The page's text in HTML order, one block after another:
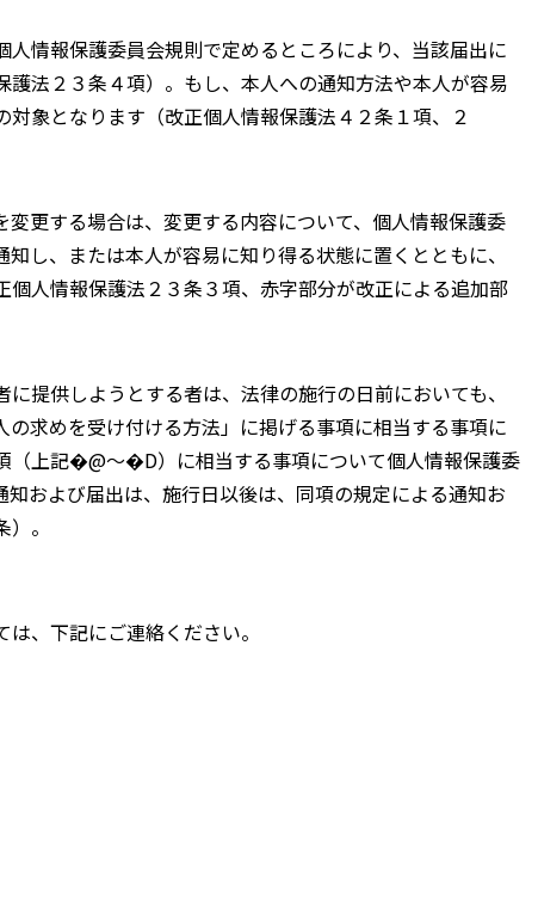
情報保護委員会規則で定めるところにより、当該届出に
法２３条４項）。もし、本人への通知方法や本人が容易
象となります（改正個人情報保護法４２条１項、２
更する場合は、変更する内容について、個人情報保護委
し、または本人が容易に知り得る状態に置くとともに、
人情報保護法２３条３項、赤字部分が改正による追加部
提供しようとする者は、法律の施行の日前においても、
求めを受け付ける方法」に掲げる事項に相当する事項に
（上記�@〜�D）に相当する事項について個人情報保護委
および届出は、施行日以後は、同項の規定による通知お
。
、下記にご連絡ください。